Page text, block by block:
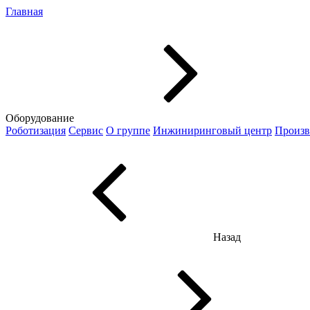
Главная
Оборудование
Роботизация Сервис О группе Инжиниринговый центр
Назад